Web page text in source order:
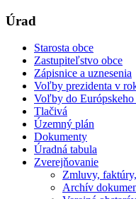
Úrad
Starosta obce
Zastupiteľstvo obce
Zápisnice a uznesenia
Voľby prezidenta v
Voľby do
Tlačivá
Územný plán
Dokumenty
Úradná tabula
Zverejňovanie
Zmluvy,
Archív